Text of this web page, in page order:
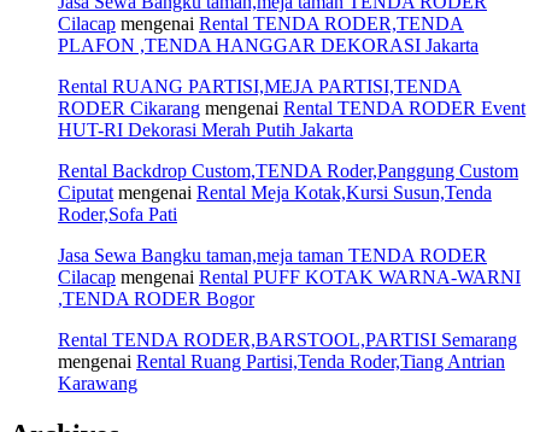
Cilacap mengenai Rental TENDA RODER,TENDA
PLAFON ,TENDA HANGGAR DEKORASI Jakarta
Rental RUANG PARTISI,MEJA PARTISI,TENDA
RODER Cikarang mengenai Rental TENDA RODER Event
HUT-RI Dekorasi Merah Putih Jakarta
Rental Backdrop Custom,TENDA Roder,Panggung Custom
Ciputat mengenai Rental Meja Kotak,Kursi Susun,Tenda
Roder,Sofa Pati
Jasa Sewa Bangku taman,meja taman TENDA RODER
Cilacap mengenai Rental PUFF KOTAK WARNA-WARNI
,TENDA RODER Bogor
Rental TENDA RODER,BARSTOOL,PARTISI Semarang
mengenai Rental Ruang Partisi,Tenda Roder,Tiang Antrian
Karawang